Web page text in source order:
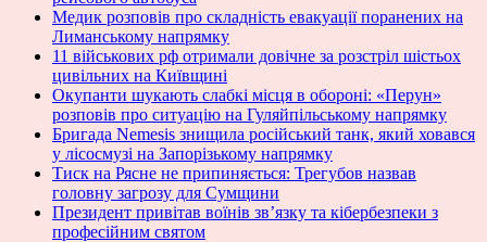
Медик розповів про складність евакуації поранених на
Лиманському напрямку
11 військових рф отримали довічне за розстріл шістьох
цивільних на Київщині
Окупанти шукають слабкі місця в обороні: «Перун»
розповів про ситуацію на Гуляйпільському напрямку
Бригада Nemesis знищила російський танк, який ховався
у лісосмузі на Запорізькому напрямку
Тиск на Рясне не припиняється: Трегубов назвав
головну загрозу для Сумщини
Президент привітав воїнів зв’язку та кібербезпеки з
професійним святом